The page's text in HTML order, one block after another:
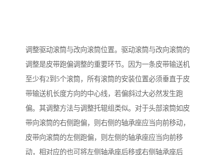
调整驱动滚筒与改向滚筒位置。驱动滚筒与改向滚筒的
调整是皮带跑偏调整的重要环节。因为一条皮带输送机
至少有2到5个滚筒，所有滚筒的安装位置必须垂直于皮
带输送机长度方向的中心线，若偏斜过大必然发生跑
偏。其调整方法与调整托辊组类似。对于头部滚筒如皮
带向滚筒的右侧跑偏，则右侧的轴承座应当向前移动，
皮带向滚筒的左侧跑偏，则左侧的轴承座应当向前移
动，相对应的也可将左侧轴承座后移或右侧轴承座后